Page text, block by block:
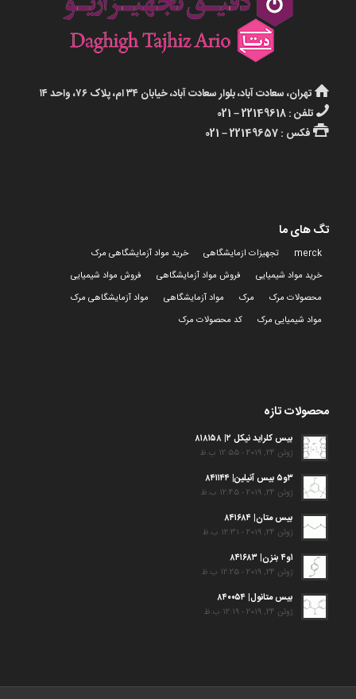
تهران، سعادت آباد، بلوار سعادت آباد، خیابان ۳۴ ام، پلاک ۷۶، واحد ۱۴
تلفن : 22149618 – 021
فکس : 22149657 – 021
تگ های ما
merck تجهیزات ازمایشگاهی
خرید مواد آزمایشگاهی مرک
خرید مواد شیمیایی
فروش مواد آزمایشگاهی
فروش مواد شیمیایی
محصولات مرک
مرک مواد آزمایشگاهی
مواد آزمایشگاهی مرک
مواد شیمیایی مرک
کد محصولات مرک
محصولات تازه
بیس کلراید نیکل ۲| ۸۱۸۱۵۸
ژوئن 24, 2019 - 12:55 ب.ظ
۳و۵ بیس آنیلین| ۸۴۱۱۴۴
ژوئن 24, 2019 - 12:45 ب.ظ
بیس متان| ۸۴۱۶۸۴
ژوئن 24, 2019 - 12:31 ب.ظ
۱و۴ بنزن| ۸۴۱۶۸۳
ژوئن 24, 2019 - 12:25 ب.ظ
بیس متانول| ۸۴۰۰۵۴
ژوئن 24, 2019 - 12:19 ب.ظ